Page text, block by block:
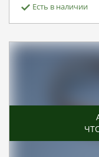
Есть в наличии